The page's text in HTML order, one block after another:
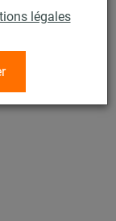
légales
/ 69
S+